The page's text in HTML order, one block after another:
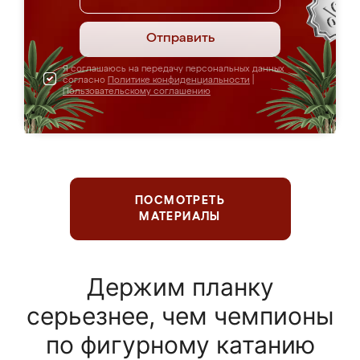
Отправить
Я соглашаюсь на передачу персональных данных
согласно Политике конфиденциальности
Пользовательскому соглашению
ПОСМОТРЕТЬ
МАТЕРИАЛЫ
Держим планку
серьезнее, чем чемпионы
по фигурному катанию